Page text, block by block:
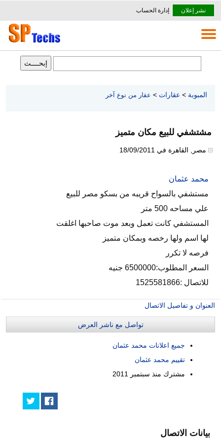
نشر إعلان إدارة الحساب
المبوبة > عقارات > عقار من نوع آخر
مشتشفي للبيع مكان متميز
مصر القاهرة في 18/09/2011
محمد عثمان
مستشفي بالسواح قريبه من بسكو مصر للبيع
علي مساحه 500 متر
المستشفي كانت تعمل وبعد موت صاحبها اغلقت
لها اسم ولها رخصه وبمكان متميز
فرصه لا تكرر
السعر المطلوب:6500000 جنيه
للاتصال :1525581866
العنوان و تفاصيل الاتصال
تواصل مع ناشر العرض
جميع اعلانات محمد عثمان
تقييم محمد عثمان
مشترك منذ سبتمبر 2011
بيانات الاتصال